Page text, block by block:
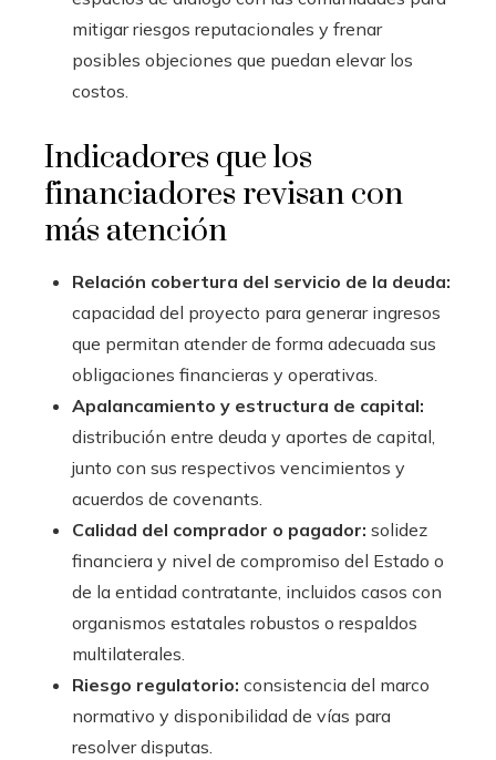
mitigar riesgos reputacionales y frenar
posibles objeciones que puedan elevar los
costos.
Indicadores que los
financiadores revisan con
más atención
Relación cobertura del servicio de la deuda:
capacidad del proyecto para generar ingresos
que permitan atender de forma adecuada sus
obligaciones financieras y operativas.
Apalancamiento y estructura de capital:
distribución entre deuda y aportes de capital,
junto con sus respectivos vencimientos y
acuerdos de covenants.
Calidad del comprador o pagador: solidez
financiera y nivel de compromiso del Estado o
de la entidad contratante, incluidos casos con
organismos estatales robustos o respaldos
multilaterales.
Riesgo regulatorio: consistencia del marco
normativo y disponibilidad de vías para
resolver disputas.